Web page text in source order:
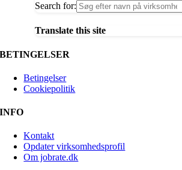
Search for:
Translate this site
BETINGELSER
Betingelser
Cookiepolitik
INFO
Kontakt
Opdater virksomhedsprofil
Om jobrate.dk